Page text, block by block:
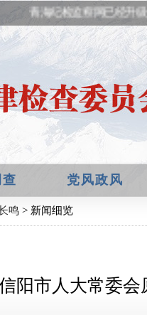
青海纪检监察网已经升
党风政风
鸣 > 新闻细览
阳市人大常委